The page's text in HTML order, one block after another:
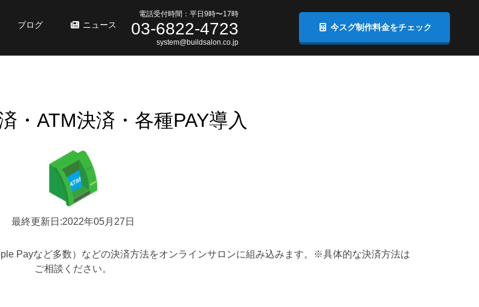
ブログ ニュース 今スグ制作料金をチェック
電話受付時間：平日9時〜17時
03-6822-4723
system@buildsalon.co.jp
・ATM決済・各種PAY導入
最終更新日:2022年05月27日
Payなど多数）などの決済方法をオンラインサロンに組み込みます。※具体的な決済方法は
ご相談ください。